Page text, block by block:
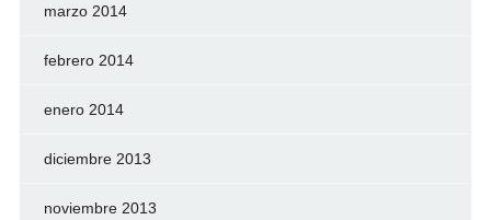
marzo 2014
febrero 2014
enero 2014
diciembre 2013
noviembre 2013